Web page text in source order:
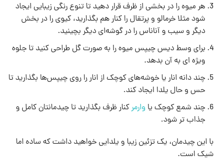
هر میوه را در بخشی از ظرف قرار دهید تا تنوع رنگی زیبایی ایجاد
شود مثلا خرمالو و پرتقال را کنار هم بگذارید، کیوی را در بخش
دیگر و سیب و آناناس را در گوشه‌ای دیگر بچینید.
برای وسط دیس چیپس میوه را به صورت گل طراحی کنید تا جلوه
ویژه ای به آن بدهد.
چند دانه انار یا خوشه‌های کوچک از انار را روی چیپس‌ها بگذارید تا
حس و حال یلدا ایجاد کند.
چند شمع کوچک یا وارمرکنار ظرف بگذارید تا چیدمانتان کامل و
جذاب تر شود.
با این چیدمان، یک تزئین زیبا و یلدایی خواهید داشت که ساده اما
شیک است.